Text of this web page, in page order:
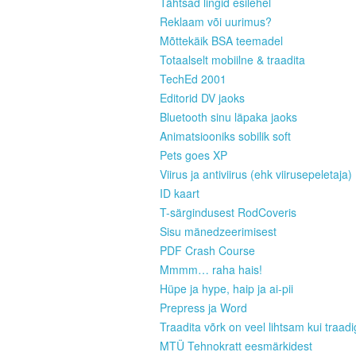
Reklaam või uurimus?
Mõttekäik BSA teemadel
Totaalselt mobiilne & traadita
TechEd 2001
Editorid DV jaoks
Bluetooth sinu läpaka jaoks
Animatsiooniks sobilik soft
Pets goes XP
Viirus ja antiviirus (ehk viirusepeletaja)
ID kaart
T-särgindusest RodCoveris
Sisu mänedzeerimisest
PDF Crash Course
Mmmm… raha hais!
Hüpe ja hype, haip ja ai-pii
Prepress ja Word
Traadita võrk on veel lihtsam kui
MTÜ Tehnokratt eesmärkidest